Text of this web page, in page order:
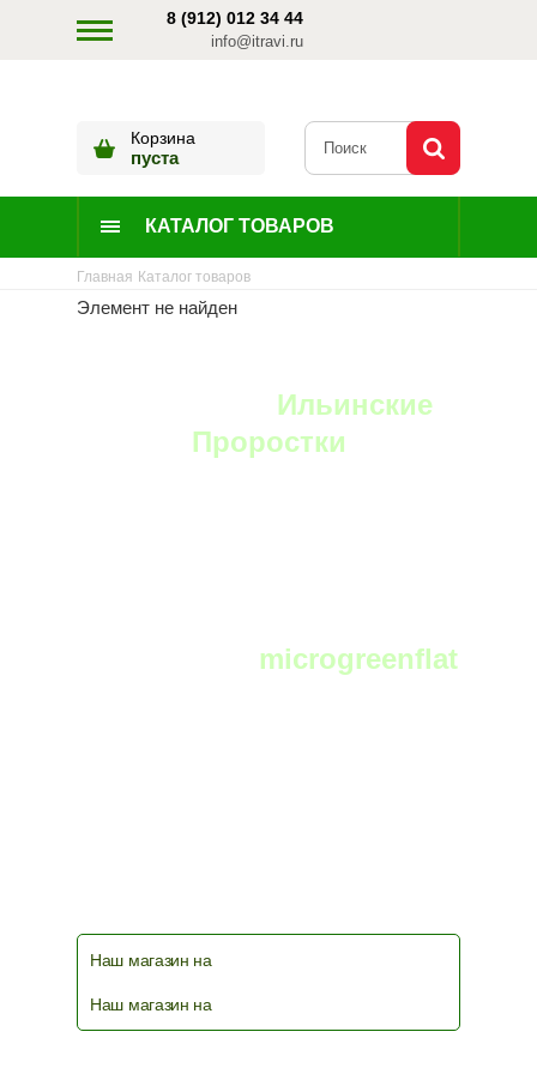
8 (912) 012 34 44
info@itravi.ru
Корзина
пуста
КАТАЛОГ ТОВАРОВ
Главная Каталог товаров
Элемент не найден
Ильинские
Проростки
microgreenflat
Наш магазин на
Наш магазин на